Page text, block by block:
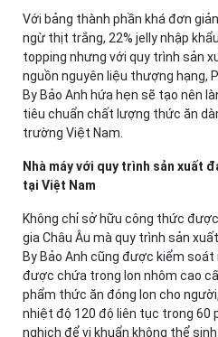
Với bảng thành phần khá đơn
ngừ thịt trắng, 22% jelly nhập
topping nhưng với quy trình sản
nguồn nguyên liệu thượng hạng,
By Bảo Anh hứa hẹn sẽ tạo nên
tiêu chuẩn chất lượng thức ăn
trường Việt Nam.
Nhà máy với quy trình sản xuất
tại Việt Nam
Không chỉ sở hữu công thức
gia Châu Âu mà quy trình sản
By Bảo Anh cũng được kiểm
được chứa trong lon nhôm cao
phẩm thức ăn đóng lon cho
nhiệt độ 120 độ liên tục trong 60
nghịch để vi khuẩn không thể